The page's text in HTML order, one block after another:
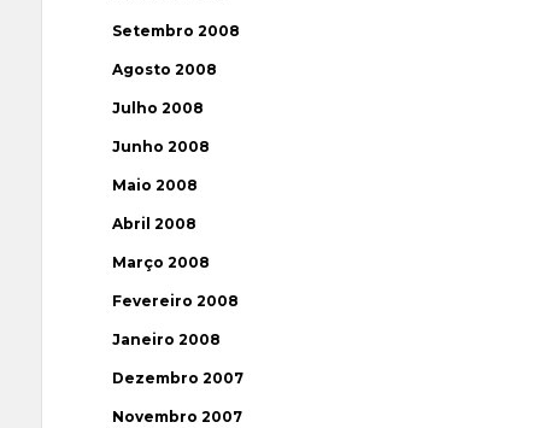
Setembro 2008
Agosto 2008
Julho 2008
Junho 2008
Maio 2008
Abril 2008
Março 2008
Fevereiro 2008
Janeiro 2008
Dezembro 2007
Novembro 2007